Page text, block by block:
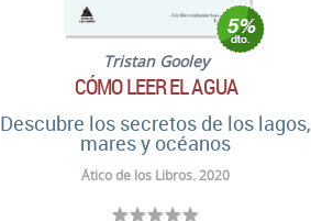
Tristan Gooley
CÓMO LEER EL AGUA
Descubre los secretos de los lagos,
mares y océanos
Ático de los Libros. 2020